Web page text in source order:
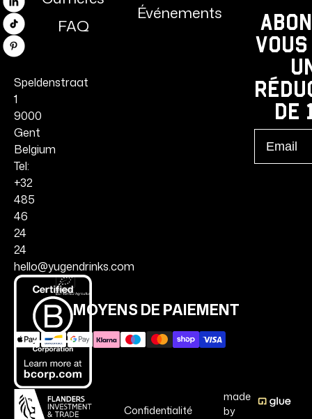
Linkedin
TikTok
Pinterest
Speldenstraat
1
9000
Gent
Belgium
Tel:
+32
485
46
24
24
hello@yugendrinks.com
FAQ
Événements
de
MOYENS DE PAIEMENT
Confidentialité
made
by